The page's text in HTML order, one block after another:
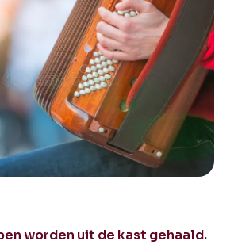
worden uit de kast gehaald.